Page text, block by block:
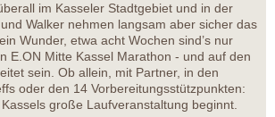
im Kasseler Stadtgebiet und in der
Walker nehmen langsam aber sicher das
Wunder, etwa acht Wochen sind’s nur
E.ON Mitte Kassel Marathon - und auf den
sein. Ob allein, mit Partner, in den
oder den 14 Vorbereitungsstützpunkten:
große Laufveranstaltung beginnt.